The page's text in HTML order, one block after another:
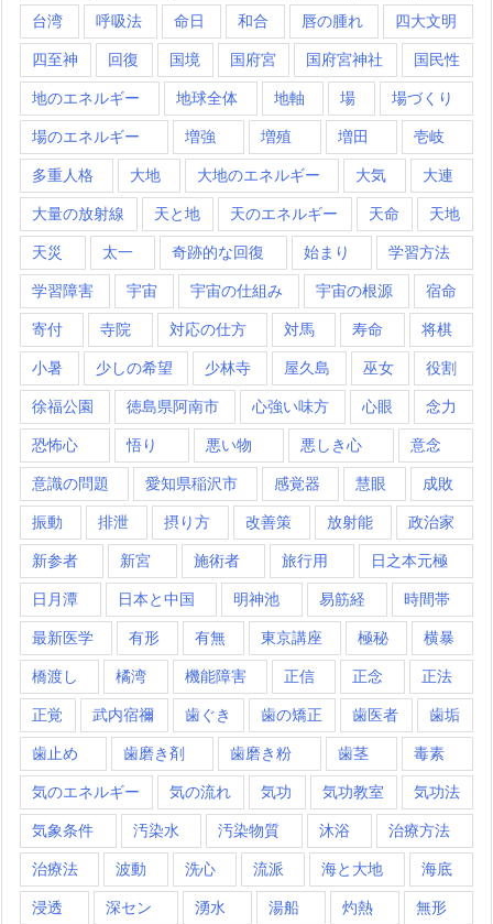
台湾 呼吸法 命日 和合 唇の腫れ 四大文明
四至神 回復 国境 国府宮 国府宮神社 国民性
地のエネルギー 地球全体 地軸 場 場づくり
場のエネルギー 増強 増殖 増田 壱岐
多重人格 大地 大地のエネルギー 大気 大連
大量の放射線 天と地 天のエネルギー 天命 天地
天災 太一 奇跡的な回復 始まり 学習方法
学習障害 宇宙 宇宙の仕組み 宇宙の根源 宿命
寄付 寺院 対応の仕方 対馬 寿命 将棋
小暑 少しの希望 少林寺 屋久島 巫女 役割
徐福公園 徳島県阿南市 心強い味方 心眼 念力
恐怖心 悟り 悪い物 悪しき心 意念
意識の問題 愛知県稲沢市 感覚器 慧眼 成敗
振動 排泄 摂り方 改善策 放射能 政治家
新参者 新宮 施術者 旅行用 日之本元極
日月潭 日本と中国 明神池 易筋経 時間帯
最新医学 有形 有無 東京講座 極秘 横暴
橋渡し 橘湾 機能障害 正信 正念 正法
正覚 武内宿禰 歯ぐき 歯の矯正 歯医者 歯垢
歯止め 歯磨き剤 歯磨き粉 歯茎 毒素
気のエネルギー 気の流れ 気功 気功教室 気功法
気象条件 汚染水 汚染物質 沐浴 治療方法
治療法 波動 洗心 流派 海と大地 海底
浸透 深セン 湧水 湯船 灼熱 無形